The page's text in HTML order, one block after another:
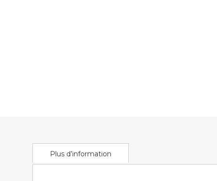
Plus d’information